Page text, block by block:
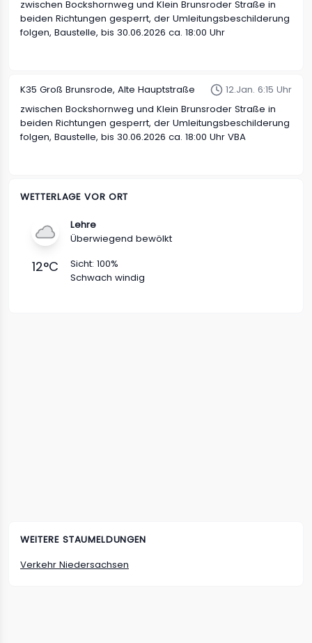
zwischen Bockshornweg und Klein Brunsroder Straße in
beiden Richtungen gesperrt, der Umleitungsbeschilderung
folgen, Baustelle, bis 30.06.2026 ca. 18:00 Uhr
K35 Groß Brunsrode, Alte Hauptstraße
12.Jan. 6:15 Uhr
zwischen Bockshornweg und Klein Brunsroder Straße in
beiden Richtungen gesperrt, der Umleitungsbeschilderung
folgen, Baustelle, bis 30.06.2026 ca. 18:00 Uhr VBA
WETTERLAGE VOR ORT
Lehre
Überwiegend bewölkt
12°C Sicht: 100%
Schwach windig
WEITERE STAUMELDUNGEN
Verkehr Niedersachsen